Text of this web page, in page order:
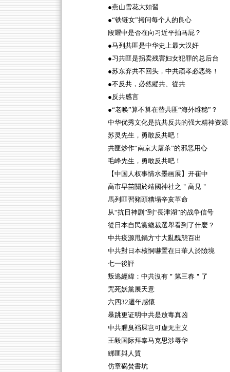
●燕山雪花大如習
●“铁链女”拷问每个人的良心
段耀中是否在向习近平拍马屁？
●马列共匪是中华史上最大汉奸
●习共匪是拐卖残害妇女犯罪的总后台
●苏东弃共不回头，中共顽孝必恶终！
●不反共，必然縱共、從共
●反共感言
●“老唤”算不算在替共匪“海外维稳”？
中华优秀文化是抗共反共的强大精神资源
苏灵先生，勇敢反共吧！
共匪炒作“南京大屠杀”的邪恶用心
毛峰先生，勇敢反共吧！
【中国人权事情水墨画展】开崔中
高市早苗關於靖國神社之＂高見＂
馬列匪習豬頭糟塌辛亥革命
从“抗日神剧”到“長津湖”的战争信号
從日本自民黨總裁選舉看到了什麼？
中共疫源甩鍋方寸大亂醜態百出
中共對日本核恫嚇置在日華人於險境
七一後評
叛逃經緯：中共沒有＂第三春＂了
咒死妖黨展天意
六四32週年感懷
暴跳更证明中共是放毒真凶
中共腥臭裆屎岂可虚无主义
王毅国际拜奉马克思涉辱华
綁匪與人質
仿章碣焚書坑